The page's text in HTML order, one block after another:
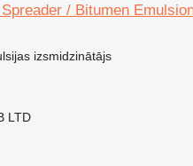
/ Bitumen
izsmidzinātājs
LTD